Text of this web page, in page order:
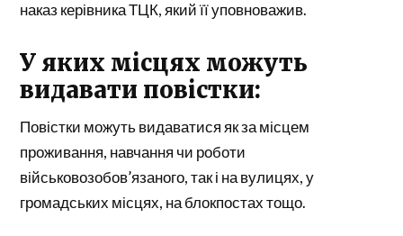
наказ керівника ТЦК, який її уповноважив.
У яких місцях можуть
видавати повістки:
Повістки можуть видаватися як за місцем
проживання, навчання чи роботи
військовозобов’язаного, так і на вулицях, у
громадських місцях, на блокпостах тощо.